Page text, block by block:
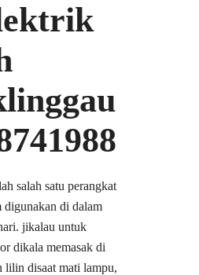
salah satu perangkat
di dalam
jikalau untuk
dikala memasak di
lilin disaat mati lampu,